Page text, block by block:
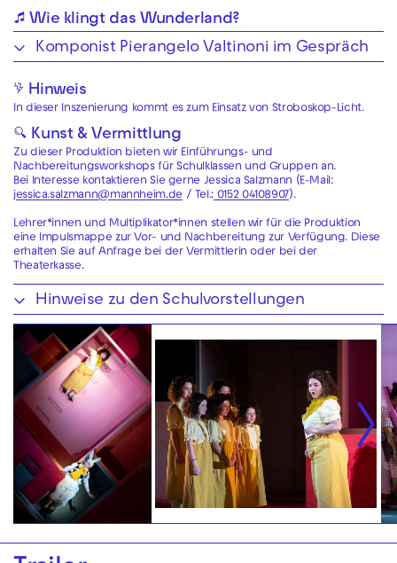
🎵 Wie klingt das Wunderland?
Komponist Pierangelo Valtinoni im Gespräch
⚡ Hinweis
In dieser Inszenierung kommt es zum Einsatz von Stroboskop-Licht.
🔍 Kunst & Vermittlung
Zu dieser Produktion bieten wir Einführungs- und
Nachbereitungsworkshops für Schulklassen und Gruppen an.
Bei Interesse kontaktieren Sie gerne Jessica Salzmann (E-Mail:
jessica.salzmann@mannheim.de/ Tel.: 0152 04108907).
Lehrer*innen und Multiplikator*innen stellen wir für die Produktion
eine Impulsmappe zur Vor- und Nachbereitung zur Verfügung. Diese
erhalten Sie auf Anfrage bei der Vermittlerin oder bei der
Theaterkasse.
Hinweise zu den Schulvorstellungen